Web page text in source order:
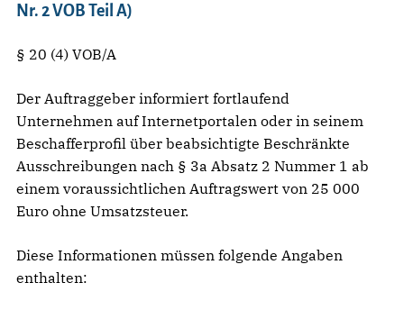
Nr. 2 VOB Teil A)
§ 20 (4) VOB/A
Der Auftraggeber informiert fortlaufend
Unternehmen auf Internetportalen oder in seinem
Beschafferprofil über beabsichtigte Beschränkte
Ausschreibungen nach § 3a Absatz 2 Nummer 1 ab
einem voraussichtlichen Auftragswert von 25 000
Euro ohne Umsatzsteuer.
Diese Informationen müssen folgende Angaben
enthalten: